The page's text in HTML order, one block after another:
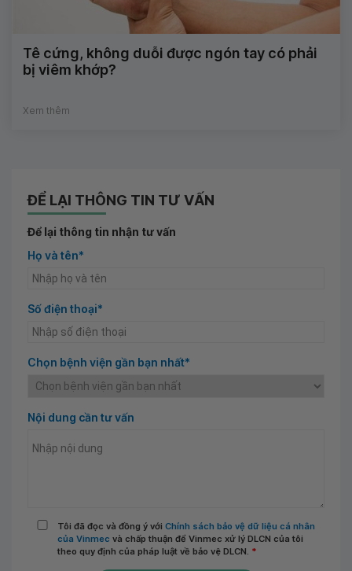
Tê cứng, không duỗi được ngón tay có phải
bị viêm khớp?
Xem thêm
ĐỂ LẠI THÔNG TIN TƯ VẤN
Để lại thông tin nhận tư vấn
Họ và tên*
Số điện thoại*
Chọn bệnh viện gần bạn nhất*
Nội dung cần tư vấn
Tôi đã đọc và đồng ý với Chính sách bảo vệ dữ liệu cá nhân
của Vinmec và chấp thuận để Vinmec xử lý DLCN của tôi
theo quy định của pháp luật về bảo vệ DLCN. *